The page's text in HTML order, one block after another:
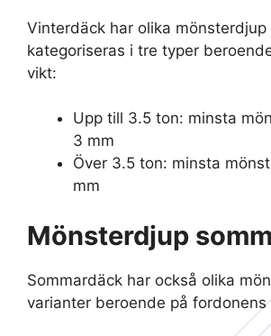
Vinterdäck har olika mönsterdjup
kategoriseras i tre typer
vikt:
Upp till 3.5 ton: minsta
3 mm
Över 3.5 ton: minsta
mm
Mönsterdjup
Sommardäck har också olika
varianter beroende på